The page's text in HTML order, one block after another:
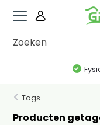
Tags
Producten